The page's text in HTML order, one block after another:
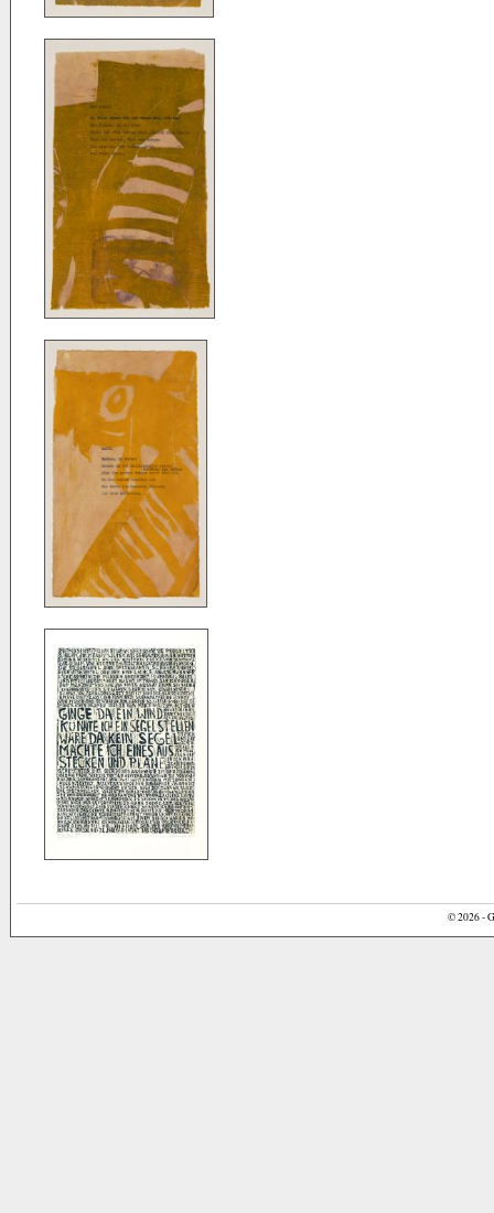
© 2026 -